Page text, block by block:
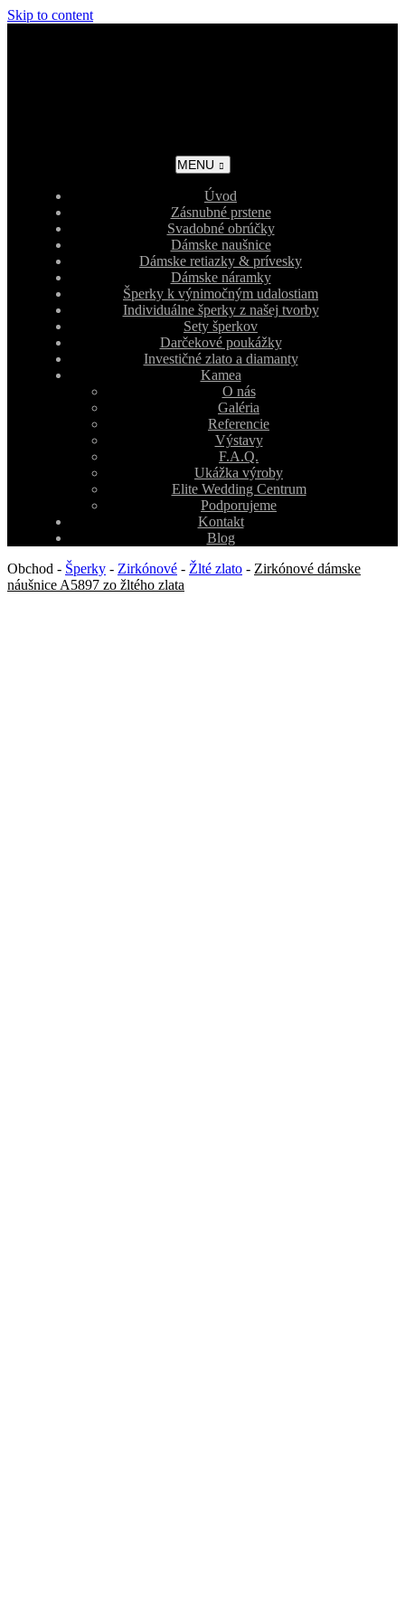
Skip to content
MENU
Úvod
Zásnubné prstene
Svadobné obrúčky
Dámske naušnice
Dámske retiazky & prívesky
Dámske náramky
Šperky k výnimočným udalostiam
Individuálne šperky z našej tvorby
Sety šperkov
Darčekové poukážky
Investičné zlato a diamanty
Kamea
O nás
Galéria
Referencie
Výstavy
F.A.Q.
Ukážka výroby
Elite Wedding Centrum
Podporujeme
Kontakt
Blog
Obchod - Šperky - Zirkónové - Žlté zlato - Zirkónové dámske
náušnice A5897 zo žltého zlata